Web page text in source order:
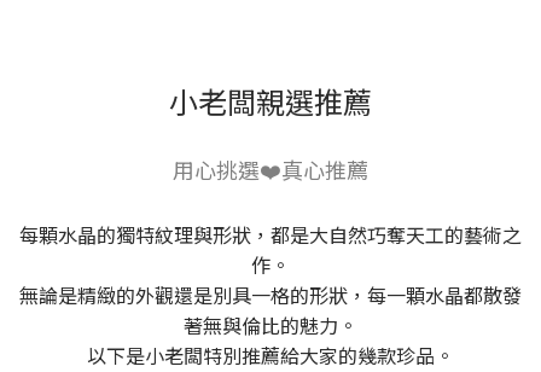
小老闆親選推薦
用心挑選❤️真心推薦
每顆水晶的獨特紋理與形狀，都是大自然巧奪天工的藝術之
作。
無論是精緻的外觀還是別具一格的形狀，每一顆水晶都散發
著無與倫比的魅力。
以下是小老闆特別推薦給大家的幾款珍品。